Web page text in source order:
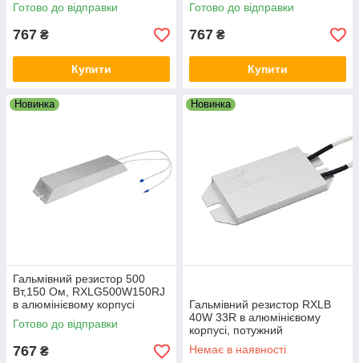
Готово до відправки
767 ₴
Купити
Готово до відправки
767 ₴
Купити
Новинка
Гальмівний резистор 500
Вт,150 Ом, RXLG500W150RJ
в алюмінієвому корпусі
Готово до відправки
767 ₴
Новинка
Гальмівний резистор RXLВ
40W 33R в алюмінієвому
корпусі, потужний
алюмінієвий резистор
Немає в наявності